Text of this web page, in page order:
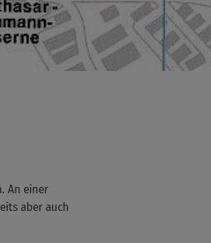
An einer
aber auch